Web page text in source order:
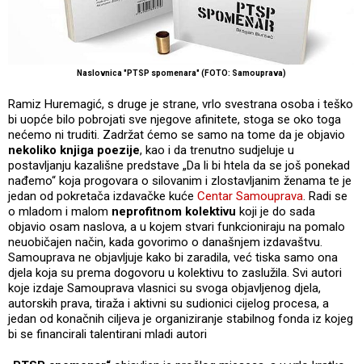
Naslovnica "PTSP spomenara" (FOTO: Samouprava)
Ramiz Huremagić, s druge je strane, vrlo svestrana osoba i teško
bi uopće bilo pobrojati sve njegove afinitete, stoga se oko toga
nećemo ni truditi. Zadržat ćemo se samo na tome da je objavio
nekoliko knjiga poezije, kao i da trenutno sudjeluje u
postavljanju kazališne predstave „Da li bi htela da se još ponekad
nađemo“ koja progovara o silovanim i zlostavljanim ženama te je
jedan od pokretača izdavačke kuće Centar Samouprava. Radi se
o mladom i malom neprofitnom kolektivu koji je do sada
objavio osam naslova, a u kojem stvari funkcioniraju na pomalo
neuobičajen način, kada govorimo o današnjem izdavaštvu.
Samouprava ne objavljuje kako bi zaradila, već tiska samo ona
djela koja su prema dogovoru u kolektivu to zaslužila. Svi autori
koje izdaje Samouprava vlasnici su svoga objavljenog djela,
autorskih prava, tiraža i aktivni su sudionici cijelog procesa, a
jedan od konačnih ciljeva je organiziranje stabilnog fonda iz kojeg
bi se financirali talentirani mladi autori